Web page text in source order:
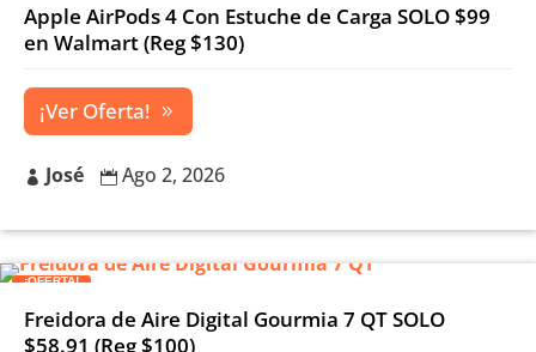
Apple AirPods 4 Con Estuche de Carga SOLO $99
en Walmart (Reg $130)
¡Ver Oferta!
 José  Ago 2, 2026
¡OFERTA!
Freidora de Aire Digital Gourmia 7 QT SOLO
$58.91 (Reg $100)